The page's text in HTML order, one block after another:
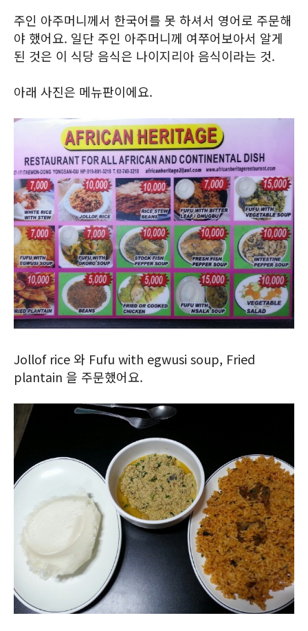
주인 아주머니께서 한국어를 못 하셔서 영어로 주문해
야 했어요. 일단 주인 아주머니께 여쭈어보아서 알게
된 것은 이 식당 음식은 나이지리아 음식이라는 것.
아래 사진은 메뉴판이에요.
Jollof rice 와 Fufu with egwusi soup, Fried
plantain 을 주문했어요.